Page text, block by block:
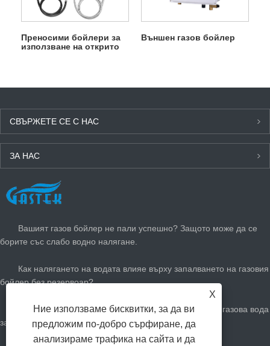
Преносими бойлери за
използване на открито
Външен газов бойлер
СВЪРЖЕТЕ СЕ С НАС
ЗА НАС
ПОСЛЕДНИ НОВИНИ
Вашият газов бойлер не пали успешно? Защото може да се
борите със слабо водно налягане.
Как налягането на водата влияе върху запалването на газовия
бойлер без резервоар?
Как да регулирате вашия незабавен нагревател за газова вода
за лятото: намалете сметките за газ и останете хладни
X
Ние използваме бисквитки, за да ви
предложим по-добро сърфиране, да
анализираме трафика на сайта и да